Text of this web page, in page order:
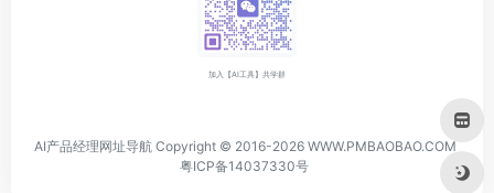
加入【AI工具】共学群
AI产品经理网址导航 Copyright © 2016-2026 WWW.PMBAOBAO.COM
粤ICP备14037330号